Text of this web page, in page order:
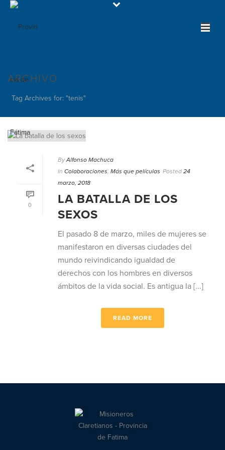
ARCHIVO
Tag Archives for: "tenis"
0
By Alfonso Machuca
In Colaboraciones, Más que películas Posted 24
marzo, 2018
LA BATALLA DE LOS
SEXOS
El pasado 8 de marzo, miles de mujeres se
manifestaron en diversas ciudades del
mundo reivindicando igualdad de
derechos con los hombres en diversos
ámbitos de la vida social. Es antigua la [...]
READ MORE